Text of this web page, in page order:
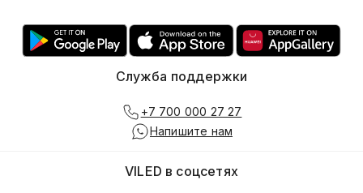
VILED в соцсетях
Служба поддержки
+7 700 000 27 27
Напишите нам